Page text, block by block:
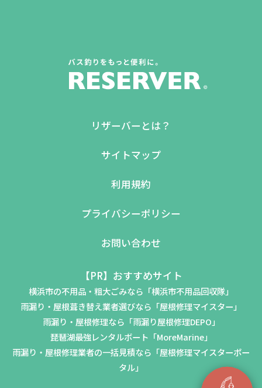
リザーバーとは？
サイトマップ
利用規約
プライバシーポリシー
お問い合わせ
【PR】おすすめサイト
横浜市の不用品・粗大ごみなら「横浜市不用品回収隊」
雨漏り・屋根葺き替え業者選びなら「屋根修理マイスター」
雨漏り・屋根修理なら「雨漏り屋根修理DEPO」
琵琶湖最強レンタルボート「MoreMarine」
雨漏り・屋根修理業者の一括見積なら「屋根修理マイスターポー
タル」